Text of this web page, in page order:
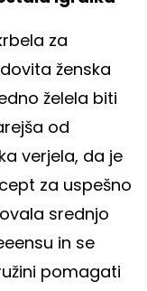
za
ženska
želela biti
od
verjela, da je
za uspešno
srednjo
in se
pomagati